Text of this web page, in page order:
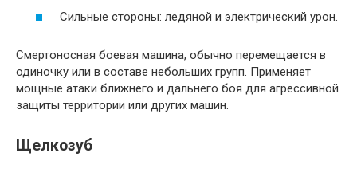
Сильные стороны: ледяной и электрический урон.
Смертоносная боевая машина, обычно перемещается в
одиночку или в составе небольших групп. Применяет
мощные атаки ближнего и дальнего боя для агрессивной
защиты территории или других машин.
Щелкозуб